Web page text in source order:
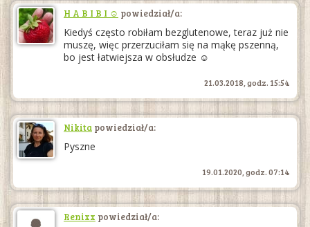
H A B I B I ☺ powiedział/a:
Kiedyś często robiłam bezglutenowe, teraz już nie
muszę, więc przerzuciłam się na mąkę pszenną,
bo jest łatwiejsza w obsłudze ☺
21.03.2018, godz. 15:54
Nikita powiedział/a:
Pyszne
19.01.2020, godz. 07:14
Renixx powiedział/a: